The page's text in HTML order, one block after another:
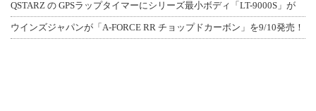
QSTARZ の GPSラップタイマーにシリーズ最小ボディ「LT-9000S」が
ウインズジャパンが「A-FORCE RR チョップドカーボン」を9/10発売！